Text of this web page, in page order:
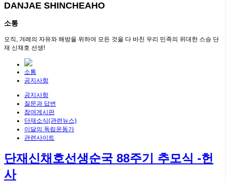
DANJAE SHINCHEAHO
소통
오직, 겨레의 자유와 해방을 위하여 모든 것을 다 바친 우리 민족의 위대한 스승 단
재 신채호 선생!
소통
공지사항
공지사항
질문과 답변
참여게시판
단재소식(관련뉴스)
이달의 독립운동가
관련사이트
단재신채호선생순국 88주기 추모식 -헌
사